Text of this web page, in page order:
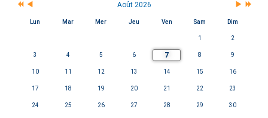
Août 2026
Lun Mar Mer Jeu Ven Sam Dim
1 2
3 4 5 6 7 8 9
10 11 12 13 14 15 16
17 18 19 20 21 22 23
24 25 26 27 28 29 30